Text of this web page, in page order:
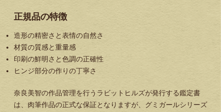
正規品の特徴
造形の精密さと表情の自然さ
材質の質感と重量感
印刷の鮮明さと色調の正確性
ヒンジ部分の作りの丁寧さ
奈良美智の作品管理を行うラビットヒルズが発行する鑑定書
は、肉筆作品の正式な保証となりますが、グミガールシリーズ